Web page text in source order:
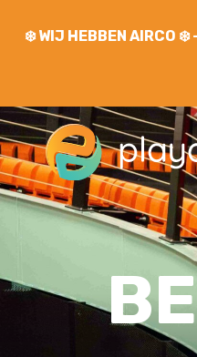
❄️WIJ HEBBEN AIRCO ❄️